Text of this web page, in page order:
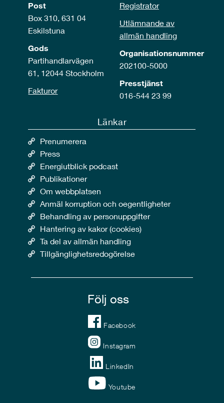
Post
Box 310, 631 04
Eskilstuna
Gods
Partihandlarvägen
61, 12044 Stockholm
Fakturor
Registrator
Utlämnande av
allmän handling
Organisationsnummer
202100-5000
Presstjänst
016-544 23 99
Länkar
Prenumerera
Press
Energiutblick podcast
Publikationer
Om webbplatsen
Anmäl korruption och oegentligheter
Behandling av personuppgifter
Hantering av kakor (cookies)
Ta del av allmän handling
Tillgänglighetsredogörelse
Följ oss
Facebook
Instagram
LinkedIn
Youtube